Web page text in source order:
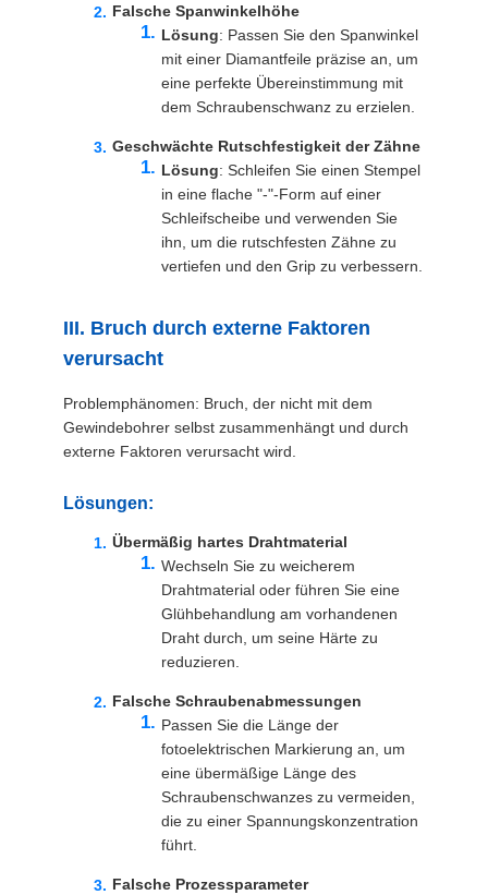
Falsche Spanwinkelhöhe
Lösung: Passen Sie den Spanwinkel
mit einer Diamantfeile präzise an, um
eine perfekte Übereinstimmung mit
dem Schraubenschwanz zu erzielen.
Geschwächte Rutschfestigkeit der Zähne
Lösung: Schleifen Sie einen Stempel
in eine flache "-"-Form auf einer
Schleifscheibe und verwenden Sie
ihn, um die rutschfesten Zähne zu
vertiefen und den Grip zu verbessern.
III. Bruch durch externe Faktoren
verursacht
Problemphänomen: Bruch, der nicht mit dem
Gewindebohrer selbst zusammenhängt und durch
externe Faktoren verursacht wird.
Lösungen:
Übermäßig hartes Drahtmaterial
Wechseln Sie zu weicherem
Drahtmaterial oder führen Sie eine
Glühbehandlung am vorhandenen
Draht durch, um seine Härte zu
reduzieren.
Falsche Schraubenabmessungen
Passen Sie die Länge der
fotoelektrischen Markierung an, um
eine übermäßige Länge des
Schraubenschwanzes zu vermeiden,
die zu einer Spannungskonzentration
führt.
Falsche Prozessparameter